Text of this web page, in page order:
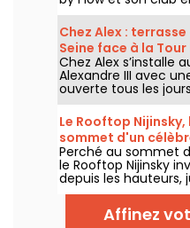
food, cocktails, DJ
Seine.
Chez Alex :
Seine face à la Tour
Chez Alex s’installe
Alexandre III avec
ouverte tous les
partager, cocktails,
ambiance d’été
Le Rooftop
sommet d'un
Paris
Perché au sommet
le Rooftop Nijinsky
depuis les hauteurs,
juillet au 21
panoramique,
journée et DJ sets
Affinez